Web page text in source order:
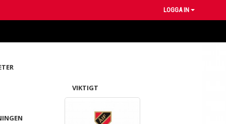
LOGGA IN
VIKTIGT